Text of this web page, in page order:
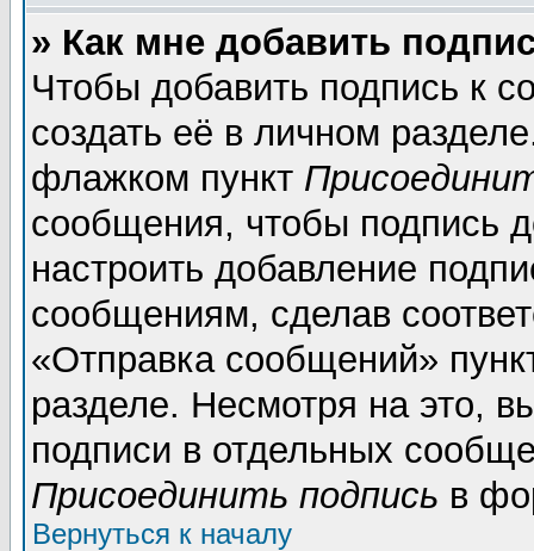
» Как мне добавить
Чтобы добавить подпись к
создать её в личном
флажком пункт
сообщения, чтобы подпись
настроить добавление
сообщениям, сделав
«Отправка сообщений»
разделе. Несмотря на это,
подписи в отдельных
Присоединить подпись в
Вернуться к началу